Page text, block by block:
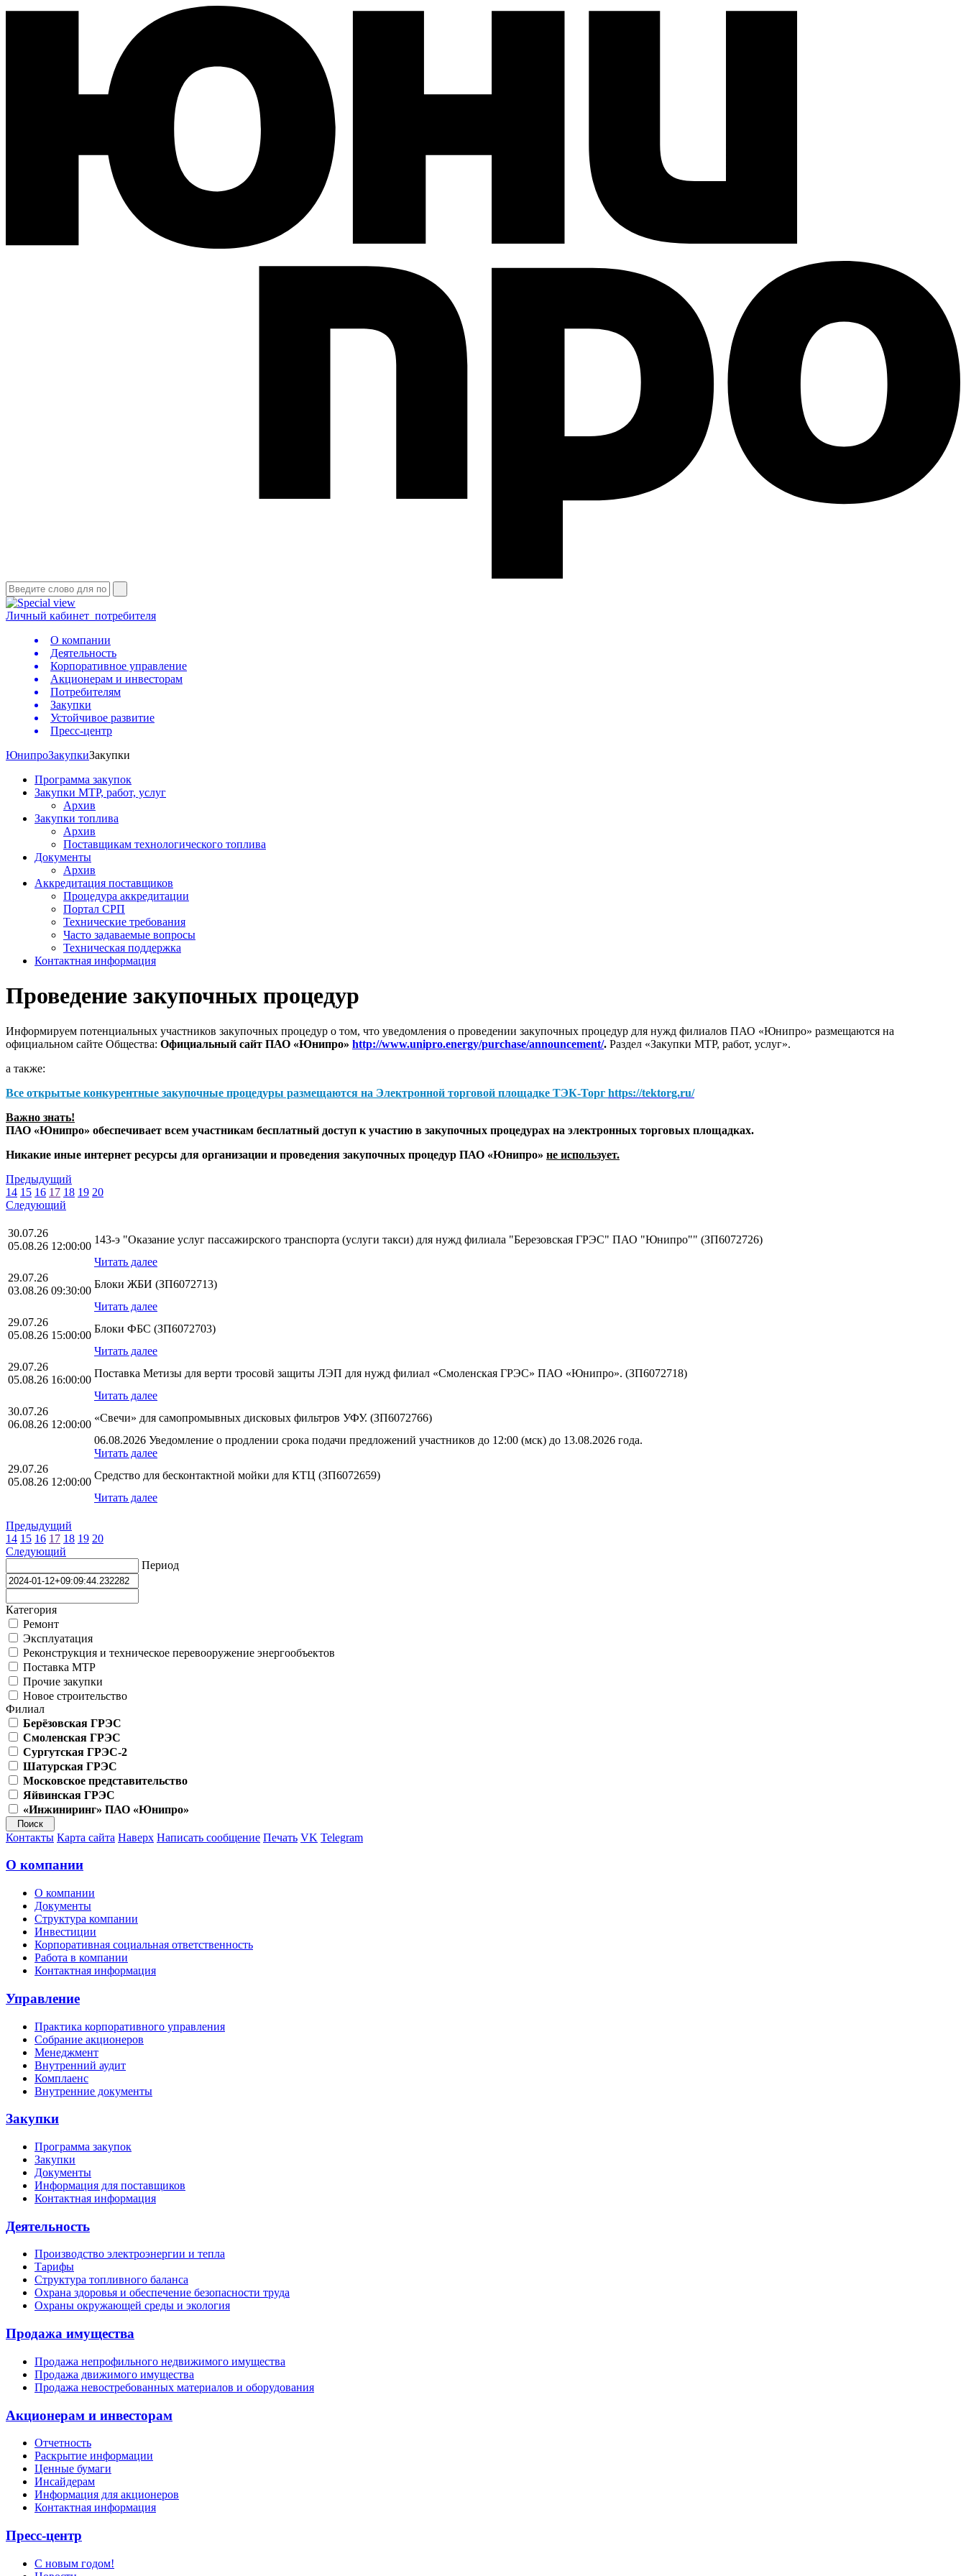
Личный кабинет потребителя
О компании
Деятельность
Корпоративное управление
Акционерам и инвесторам
Потребителям
Закупки
Устойчивое развитие
Пресс-центр
ЮнипроЗакупкиЗакупки
Программа закупок
Закупки МТР, работ, услуг
Архив
Закупки топлива
Архив
Поставщикам технологического топлива
Документы
Архив
Аккредитация поставщиков
Процедура аккредитации
Портал СРП
Технические требования
Часто задаваемые вопросы
Техническая поддержка
Контактная информация
Проведение закупочных процедур
Информируем потенциальных участников закупочных процедур о том, что уведомления о проведении закупочных процедур для нужд филиалов ПАО «Юнипро» размещаются на
официальном сайте Общества: Официальный сайт ПАО «Юнипро» http://www.unipro.energy/purchase/announcement/. Раздел «Закупки МТР, работ, услуг».
а также:
Все открытые конкурентные закупочные процедуры размещаются на Электронной торговой площадке ТЭК-Торг https://tektorg.ru/
Важно знать!
ПАО «Юнипро» обеспечивает всем участникам бесплатный доступ к участию в закупочных процедурах на электронных торговых площадках.
Никакие иные интернет ресурсы для организации и проведения закупочных процедур ПАО «Юнипро» не использует.
Предыдущий
14 15 16 17 18 19 20
Следующий
30.07.26
05.08.26 12:00:00
143-э "Оказание услуг пассажирского транспорта (услуги такси) для нужд филиала "Березовская ГРЭС" ПАО "Юнипро"" (ЗП6072726)
Читать далее
29.07.26
03.08.26 09:30:00
Блоки ЖБИ (ЗП6072713)
Читать далее
29.07.26
05.08.26 15:00:00
Блоки ФБС (ЗП6072703)
Читать далее
29.07.26
05.08.26 16:00:00
Поставка Метизы для верти тросовй защиты ЛЭП для нужд филиал «Смоленская ГРЭС» ПАО «Юнипро». (ЗП6072718)
Читать далее
30.07.26
06.08.26 12:00:00
«Свечи» для самопромывных дисковых фильтров УФУ. (ЗП6072766)
06.08.2026 Уведомление о продлении срока подачи предложений участников до 12:00 (мск) до 13.08.2026 года.
Читать далее
29.07.26
05.08.26 12:00:00
Средство для бесконтактной мойки для КТЦ (ЗП6072659)
Читать далее
Предыдущий
14 15 16 17 18 19 20
Следующий
Период
Категория
Ремонт
Эксплуатация
Реконструкция и техническое перевооружение энергообъектов
Поставка МТР
Прочие закупки
Новое строительство
Филиал
Берёзовская ГРЭС
Смоленская ГРЭС
Сургутская ГРЭС-2
Шатурская ГРЭС
Московское представительство
Яйвинская ГРЭС
«Инжиниринг» ПАО «Юнипро»
Контакты Карта сайта Наверх Написать сообщение Печать VK Telegram
О компании
О компании
Документы
Структура компании
Инвестиции
Корпоративная социальная ответственность
Работа в компании
Контактная информация
Управление
Практика корпоративного управления
Собрание акционеров
Менеджмент
Внутренний аудит
Комплаенс
Внутренние документы
Закупки
Программа закупок
Закупки
Документы
Информация для поставщиков
Контактная информация
Деятельность
Производство электроэнергии и тепла
Тарифы
Структура топливного баланса
Охрана здоровья и обеспечение безопасности труда
Охраны окружающей среды и экология
Продажа имущества
Продажа непрофильного недвижимого имущества
Продажа движимого имущества
Продажа невостребованных материалов и оборудования
Акционерам и инвесторам
Отчетность
Раскрытие информации
Ценные бумаги
Инсайдерам
Информация для акционеров
Контактная информация
Пресс-центр
С новым годом!